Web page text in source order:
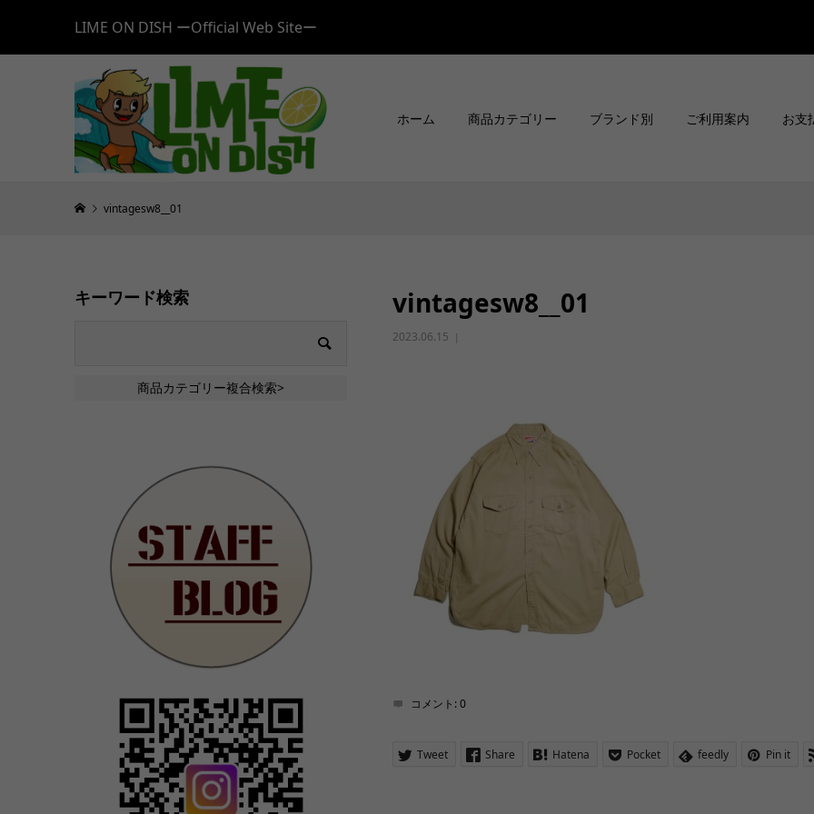
LIME ON DISH ーOfficial Web Siteー
ホーム 商品カテゴリー ブランド別 ご利用案内 お支
vintagesw8__01
vintagesw8__01
2023.06.15
コメント:0
Tweet Share Hatena Pocket feedly Pin it
キーワード検索
商品カテゴリー複合検索>